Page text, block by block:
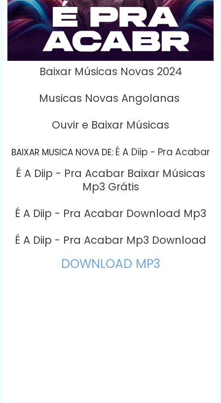
Baixar Músicas Novas 2024
Musicas Novas Angolanas
Ouvir e Baixar Músicas
BAIXAR MUSICA NOVA DE: É A Diip - Pra Acabar
É A Diip - Pra Acabar Baixar Músicas
Mp3 Grátis
É A Diip - Pra Acabar Download Mp3
É A Diip - Pra Acabar Mp3 Download
DOWNLOAD MP3